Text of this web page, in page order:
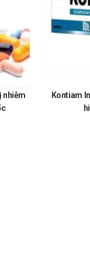
nhiễm
Kontiam